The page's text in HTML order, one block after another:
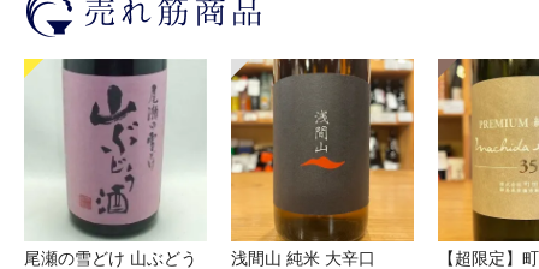
尾瀬の雪どけ 山ぶどう
浅間山 純米 大辛口
【超限定】